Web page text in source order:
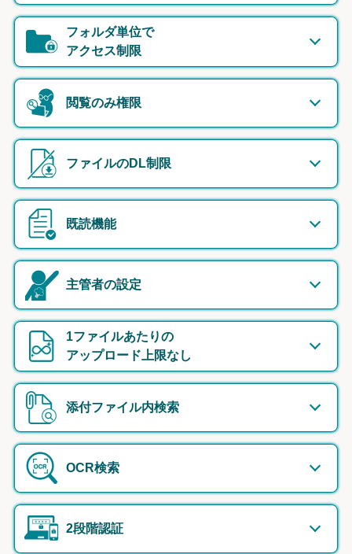
フォルダ単位で
アクセス制限
閲覧のみ権限
ファイルのDL制限
既読機能
主管者の設定
1ファイルあたりの
アップロード上限なし
添付ファイル内検索
OCR検索
2段階認証